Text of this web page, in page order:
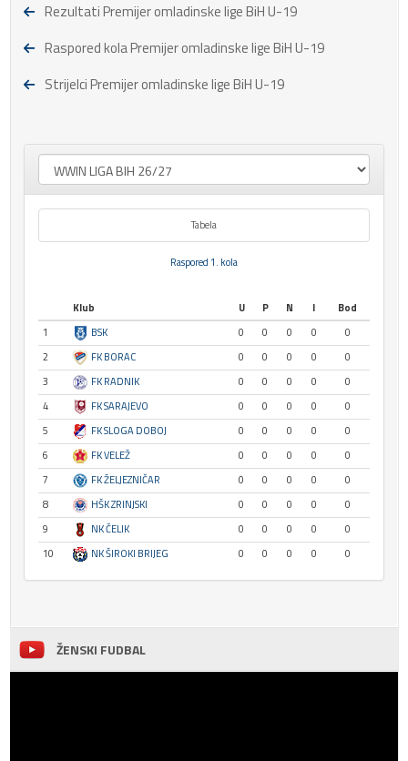
Rezultati Premijer omladinske lige BiH U-19
Raspored kola Premijer omladinske lige BiH U-19
Strijelci Premijer omladinske lige BiH U-19
Tabela
Raspored 1. kola
Klub U P N I
Bod
1
BSK 0 0 0 0
0
2
FK BORAC 0 0 0 0
0
3
FK RADNIK 0 0 0 0
0
4
FK SARAJEVO 0 0 0 0
0
5
FK SLOGA DOBOJ 0 0 0 0
0
6
FK VELEŽ 0 0 0 0
0
7
FK ŽELJEZNIČAR 0 0 0 0
0
8
HŠK ZRINJSKI 0 0 0 0
0
9
NK ČELIK 0 0 0 0
0
10
NK ŠIROKI BRIJEG 0 0 0 0 0
ŽENSKI FUDBAL